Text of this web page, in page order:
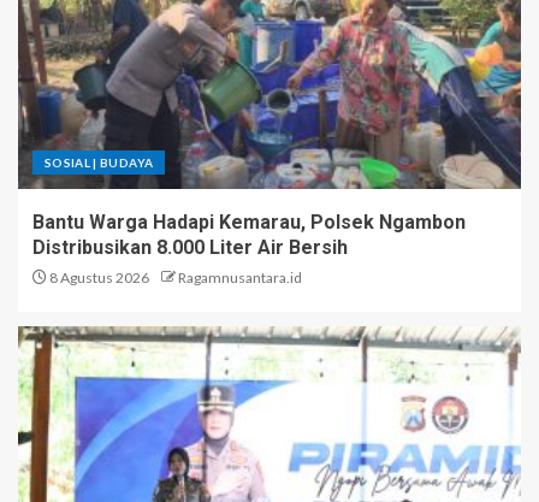
SOSIAL | BUDAYA
Bantu Warga Hadapi Kemarau, Polsek Ngambon
Distribusikan 8.000 Liter Air Bersih
8 Agustus 2026 Ragamnusantara.id